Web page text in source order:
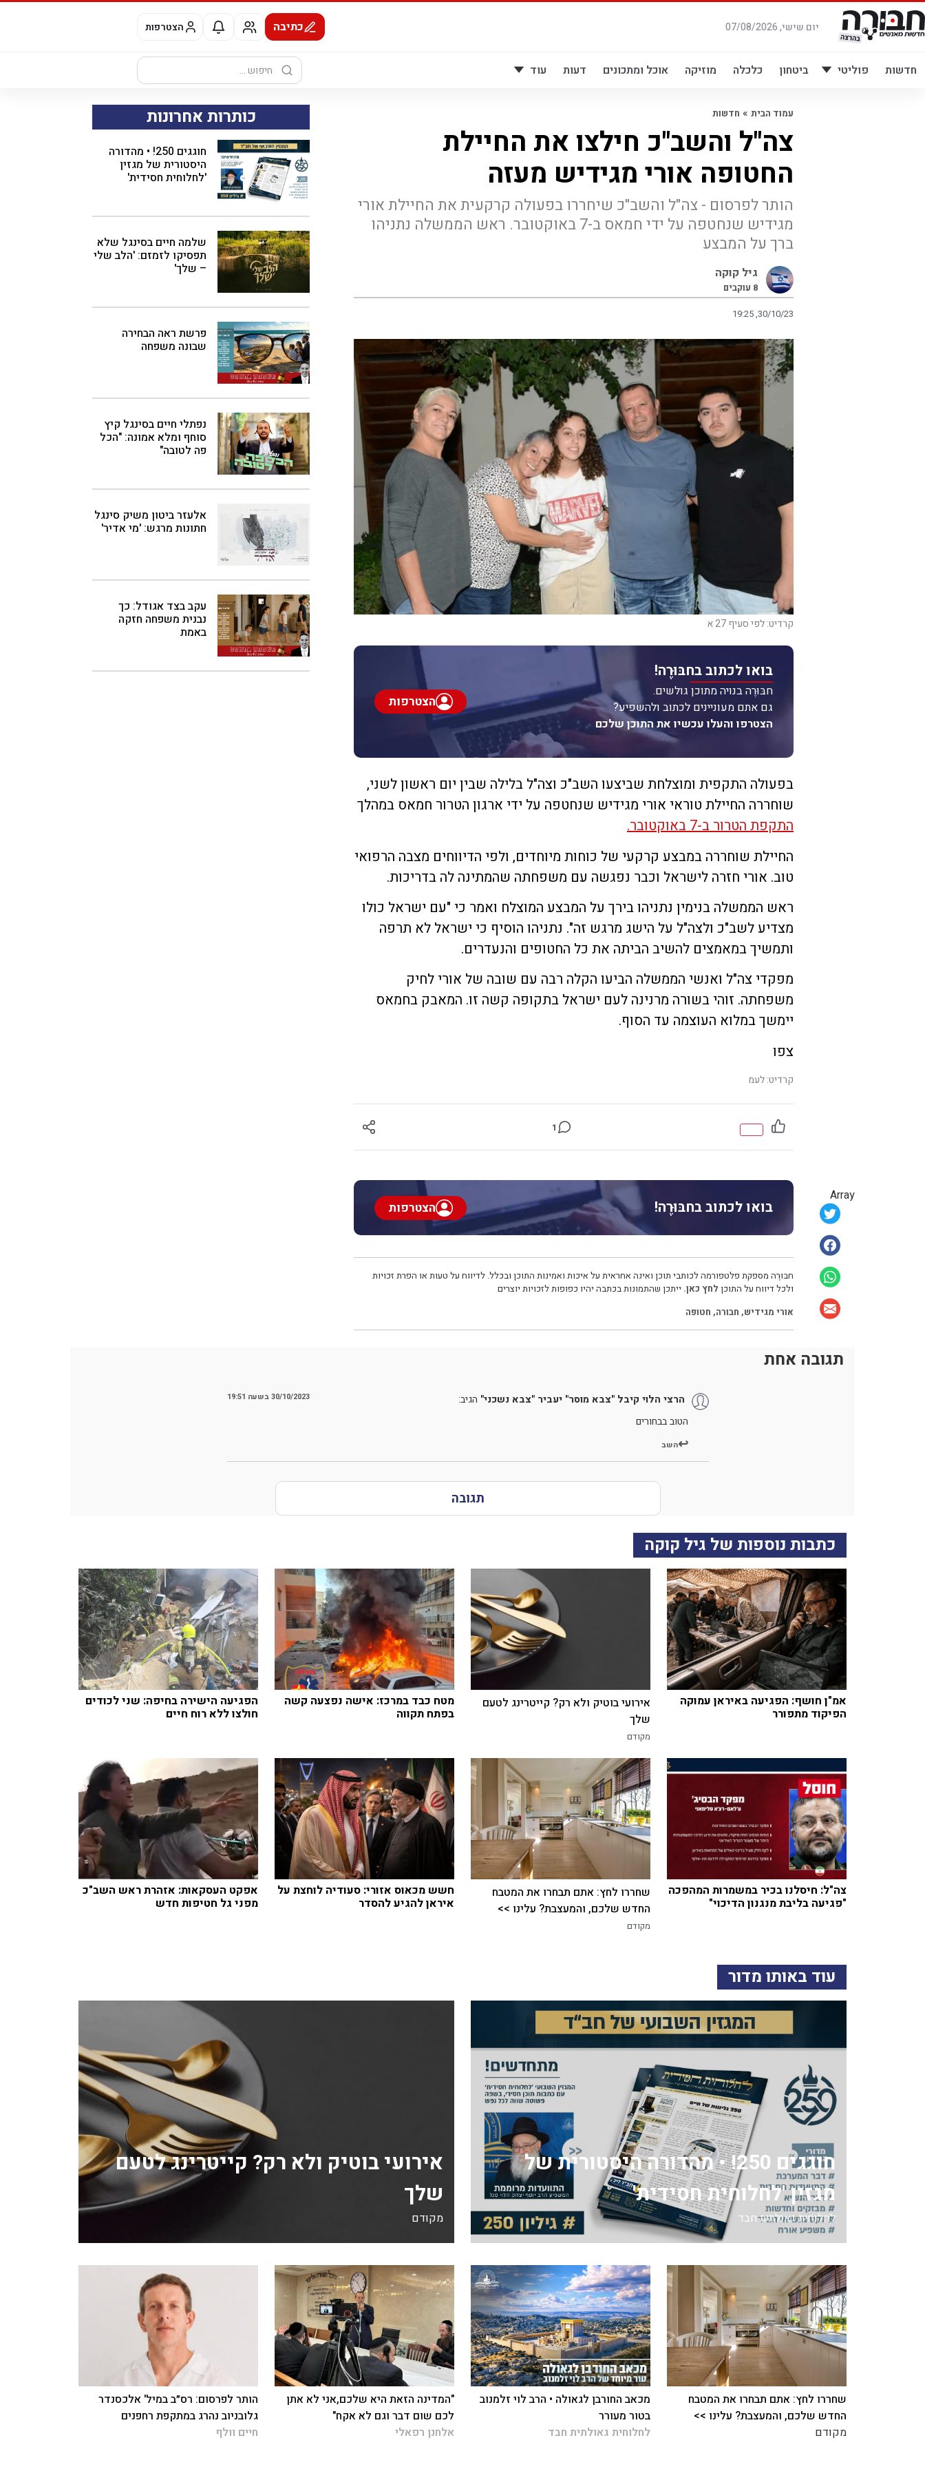
דלג
לתוכן
יום שישי, 07/08/2026 כתיבה הצטרפות
חדשות פוליטי ביטחון כלכלה מוזיקה אוכל ומתכונים דעות עוד
חיפוש:
Array
עמוד הבית » חדשות
צה"ל והשב"כ חילצו את החיילת
החטופה אורי מגידיש מעזה
הותר לפרסום - צה"ל והשב"כ שיחררו בפעולה קרקעית את החיילת אורי
מגידיש שנחטפה על ידי חמאס ב-7 באוקטובר. ראש הממשלה נתניהו
ברך על המבצע
גיל קוקה
8 עוקבים
19:25 ,30/10/23
קרדיט: לפי סעיף 27 א
בואו לכתוב בחבּוּרֶה!
חבּוּרֶה בנויה מתוכן גולשים.
גם אתם מעוניינים לכתוב ולהשפיע?
הצטרפו והעלו עכשיו את התוכן שלכם
הצטרפות
בפעולה התקפית ומוצלחת שביצעו השב"כ וצה"ל בלילה שבין יום ראשון לשני,
שוחררה החיילת טוראי אורי מגידיש שנחטפה על ידי ארגון הטרור חמאס במהלך
התקפת הטרור ב-7 באוקטובר.
החיילת שוחררה במבצע קרקעי של כוחות מיוחדים, ולפי הדיווחים מצבה הרפואי
טוב. אורי חזרה לישראל וכבר נפגשה עם משפחתה שהמתינה לה בדריכות.
ראש הממשלה בנימין נתניהו בירך על המבצע המוצלח ואמר כי "עם ישראל כולו
מצדיע לשב"כ ולצה"ל על הישג מרגש זה". נתניהו הוסיף כי ישראל לא תרפה
ותמשיך במאמצים להשיב הביתה את כל החטופים והנעדרים.
מפקדי צה"ל ואנשי הממשלה הביעו הקלה רבה עם שובה של אורי לחיק
משפחתה. זוהי בשורה מרנינה לעם ישראל בתקופה קשה זו. המאבק בחמאס
יימשך במלוא העוצמה עד הסוף.
צפו
קרדיט: לעמ
1
בואו לכתוב בחבּוּרֶה! הצטרפות
חבּוּרֶה מספקת פלטפורמה לכותבי תוכן ואינה אחראית על איכות ואמינות התוכן ובכלל. לדיווח על טעות או הפרת זכויות
ולכל דיווח על התוכן לחץ כאן. ייתכן שהתמונות בכתבה יהיו כפופות לזכויות יוצרים
אורי מגידיש, חבורה, חטופה
כותרות אחרונות
חוגגים 250! • מהדורה
היסטורית של מגזין
'לחלוחית חסידית'
שלמה חיים בסינגל שלא
תפסיקו לזמזם: 'הלב שלי
– שלך'
פרשת ראה הבחירה
שבונה משפחה
נפתלי חיים בסינגל קיץ
סוחף ומלא אמונה: "הכל
פה לטובה"
אלעזר ביטון משיק סינגל
חתונות מרגש: 'מי אדיר'
עקב בצד אגודל: כך
נבנית משפחה חזקה
באמת
תגובה אחת
הרצי הלוי קיבל "צבא מוסר" יעביר "צבא נשכני" הגיב: 30/10/2023 בשעה 19:51
הטוב בבחורים
השב
תגובה
כתבות נוספות של גיל קוקה
אמ"ן חושף: הפגיעה באיראן עמוקה
הפיקוד מתפורר
אירועי בוטיק ולא רק? קייטרינג לטעם
שלך
מקודם
מטח כבד במרכז: אישה נפצעה קשה
בפתח תקווה
הפגיעה הישירה בחיפה: שני לכודים
חולצו ללא רוח חיים
צה"ל: חיסלנו בכיר במשמרות המהפכה
"פגיעה בליבת מנגנון הדיכוי"
שחררו לחץ: אתם תבחרו את המטבח
החדש שלכם, והמעצבת? עלינו >>
מקודם
חשש מכאוס אזורי: סעודיה לוחצת על
איראן להגיע להסדר
אפקט העסקאות: אזהרת ראש השב"כ
מפני גל חטיפות חדש
עוד באותו מדור
חוגגים 250! • מהדורה היסטורית של
מגזין 'לחלוחית חסידית'
לחלוחית גאולתית חבד
אירועי בוטיק ולא רק? קייטרינג לטעם
שלך
מקודם
שחררו לחץ: אתם תבחרו את המטבח
החדש שלכם, והמעצבת? עלינו >>
מקודם
מכאב החורבן לגאולה • הרב לוי זלמנוב
בטור מעורר
לחלוחית גאולתית חבד
"המדינה הזאת היא שלכם,אני לא אתן
לכם שום דבר וגם לא אקח"
אלחנן רפאלי
הותר לפרסום: רס״ב במיל' אלכסנדר
גלובניוב נהרג במתקפת רחפנים
חיים וולף